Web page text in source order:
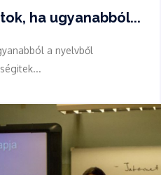
ha ugyanabból...
a nyelvből